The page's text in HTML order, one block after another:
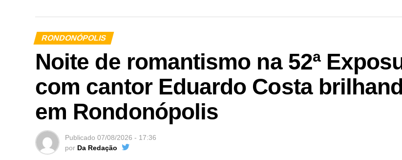
RONDONÓPOLIS
Noite de romantismo na 52ª
com cantor Eduardo Costa
em Rondonópolis
Publicado 07/08/2026 - 17:36
por Da Redação